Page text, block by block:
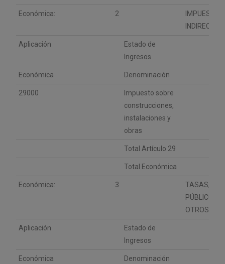
Económica: 2
IMPUESTOS
INDIRECTOS
Aplicación
Estado de
Ingresos
Económica Denominación
29000
Impuesto sobre
construcciones,
instalaciones y
obras
Total Artículo 29
Total Económica
Económica: 3
TASAS,
PÚBLICOS Y
OTROS
Aplicación
Estado de
Ingresos
Económica Denominación